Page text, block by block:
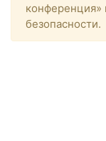
конференция»
безопасности.